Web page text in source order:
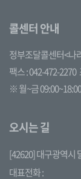
콜센터 안내
정부조달콜센터<나
팩스 : 042-472-2270
※ 월~금
오시는 길
[42620] 대구광역시
대표전화 :